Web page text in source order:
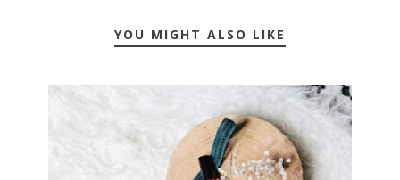
YOU MIGHT ALSO LIKE